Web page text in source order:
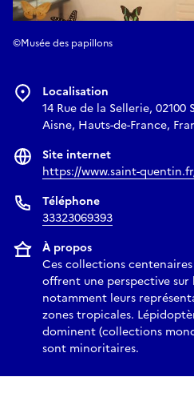
©Musée des papillons
Localisation
14 Rue de la Sellerie,
Aisne, Hauts-de-France,
Site internet
https://www.saint-
Téléphone
33323069393
À propos
Ces collections
offrent une perspective sur
notamment leurs
zones tropicales.
dominent (collections
sont minoritaires.